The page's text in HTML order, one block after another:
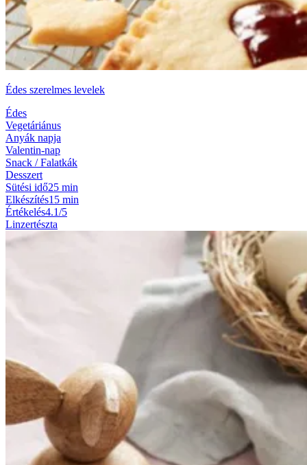
Édes szerelmes levelek
Édes
Vegetáriánus
Anyák napja
Valentin-nap
Snack / Falatkák
Desszert
Sütési idő25 min
Elkészítés15 min
Értékelés4.1/5
Linzertészta